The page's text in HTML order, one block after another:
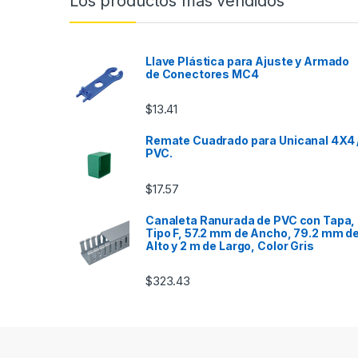
Llave Plástica para Ajuste y Armado
de Conectores MC4
$13.41
Remate Cuadrado para Unicanal 4X4
PVC.
$17.57
Canaleta Ranurada de PVC con Tapa,
Tipo F, 57.2 mm de Ancho, 79.2 mm
Alto y 2 m de Largo, Color Gris
$323.43